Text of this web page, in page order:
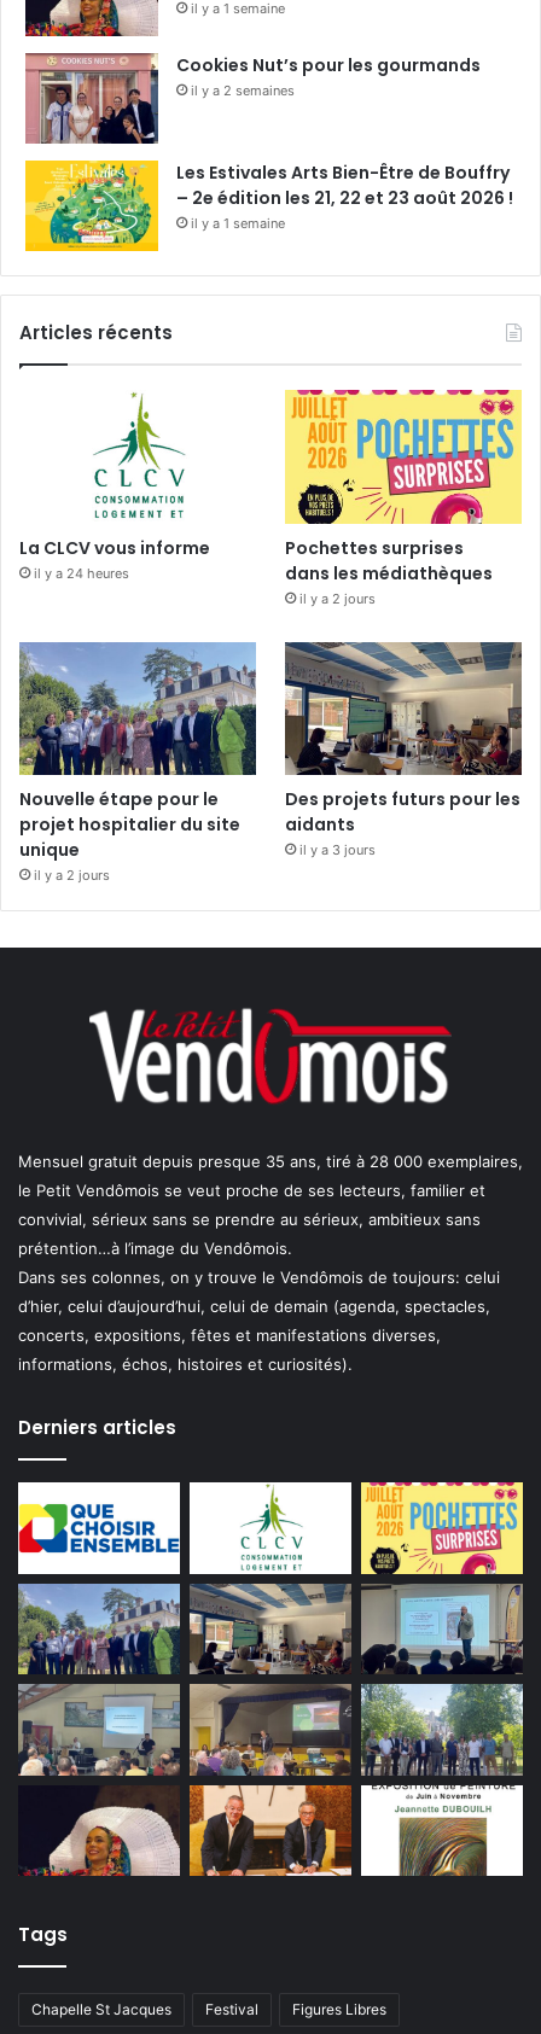
il y a 1 semaine
Cookies Nut’s pour les gourmands
il y a 2 semaines
Les Estivales Arts Bien-Être de Bouffry
– 2e édition les 21, 22 et 23 août 2026 !
il y a 1 semaine
Articles récents
La CLCV vous informe
il y a 24 heures
Pochettes surprises
dans les médiathèques
il y a 2 jours
Nouvelle étape pour le
projet hospitalier du site
unique
il y a 2 jours
Des projets futurs pour les
aidants
il y a 3 jours
Mensuel gratuit depuis presque 35 ans, tiré à 28 000 exemplaires,
le Petit Vendômois se veut proche de ses lecteurs, familier et
convivial, sérieux sans se prendre au sérieux, ambitieux sans
prétention…à l’image du Vendômois.
Dans ses colonnes, on y trouve le Vendômois de toujours: celui
d’hier, celui d’aujourd’hui, celui de demain (agenda, spectacles,
concerts, expositions, fêtes et manifestations diverses,
informations, échos, histoires et curiosités).
Derniers articles
Tags
Chapelle St Jacques Festival Figures Libres